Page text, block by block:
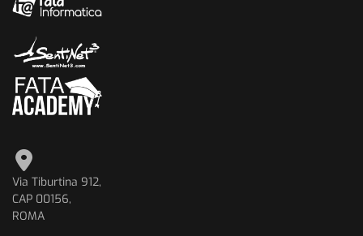
Via Tiburtina 912,
CAP 00156,
ROMA